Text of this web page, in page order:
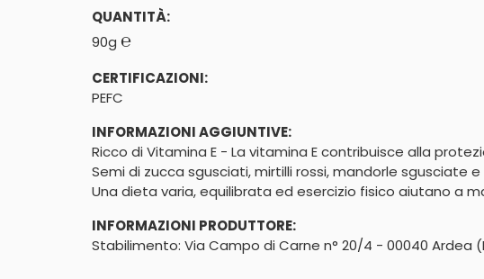
QUANTITÀ:
90g ℮
CERTIFICAZIONI:
PEFC
INFORMAZIONI AGGIUNTIVE:
Ricco di Vitamina E - La vitamina E contribuisce alla
Semi di zucca sgusciati, mirtilli rossi, mandorle sgusciate
Una dieta varia, equilibrata ed esercizio fisico aiutano a
INFORMAZIONI PRODUTTORE:
Stabilimento: Via Campo di Carne n° 20/4 - 00040 Ardea